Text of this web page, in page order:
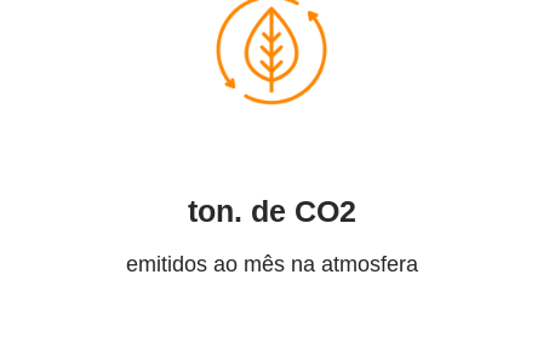
ton. de CO2
emitidos ao mês na atmosfera